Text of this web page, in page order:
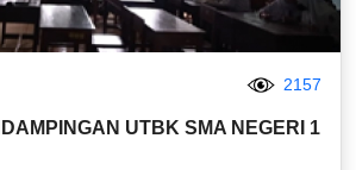
2157
UTBK SMA NEGERI 1